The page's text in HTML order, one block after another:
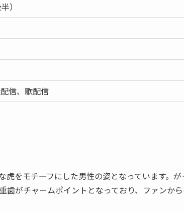
）
信、歌配信
をモチーフにした男性の姿となっています。が
歯がチャームポイントとなっており、ファンか